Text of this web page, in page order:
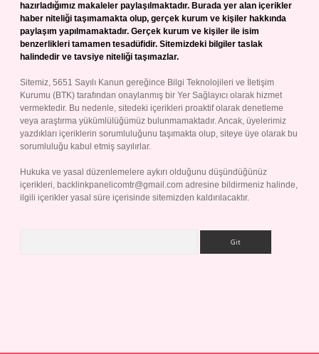
hazırladığımız makaleler paylaşılmaktadır. Burada yer alan içerikler
haber niteliği taşımamakta olup, gerçek kurum ve kişiler hakkında
paylaşım yapılmamaktadır. Gerçek kurum ve kişiler ile isim
benzerlikleri tamamen tesadüfidir. Sitemizdeki bilgiler taslak
halindedir ve tavsiye niteliği taşımazlar.
Sitemiz, 5651 Sayılı Kanun gereğince Bilgi Teknolojileri ve İletişim
Kurumu (BTK) tarafından onaylanmış bir Yer Sağlayıcı olarak hizmet
vermektedir. Bu nedenle, sitedeki içerikleri proaktif olarak denetleme
veya araştırma yükümlülüğümüz bulunmamaktadır. Ancak, üyelerimiz
yazdıkları içeriklerin sorumluluğunu taşımakta olup, siteye üye olarak bu
sorumluluğu kabul etmiş sayılırlar.
Hukuka ve yasal düzenlemelere aykırı olduğunu düşündüğünüz
içerikleri, backlinkpanelicomtr@gmail.com adresine bildirmeniz halinde,
ilgili içerikler yasal süre içerisinde sitemizden kaldırılacaktır.